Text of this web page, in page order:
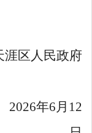
涯区人民政府
2026年6 月 12